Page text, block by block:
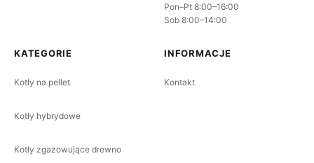
Pon–Pt 8:00–16:00
Sob 8:00–14:00
KATEGORIE
Kotły na pellet
Kotły hybrydowe
Kotły zgazowujące drewno
INFORMACJE
Kontakt